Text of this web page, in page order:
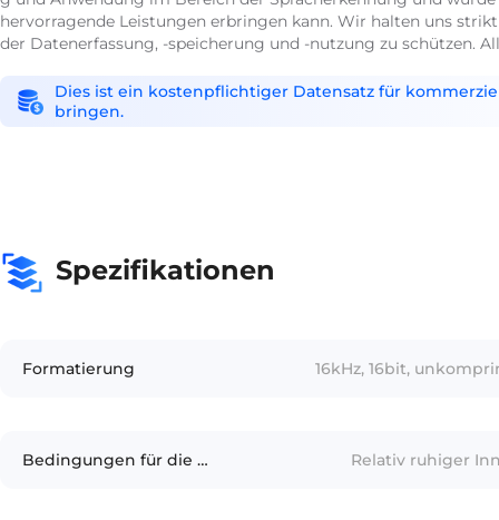
hervorragende Leistungen erbringen kann. Wir halten uns
der Datenerfassung, -speicherung und -nutzung zu schützen.
Dies ist ein kostenpflichtiger Datensatz für
bringen.
Spezifikationen
Formatierung 16kHz, 16bit,
Bedingungen für die Aufzeichnung Relativ ruhiger